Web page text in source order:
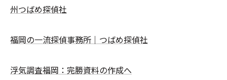
州つばめ探偵社
福岡の一流探偵事務所｜つばめ探偵社
浮気調査福岡：完勝資料の作成へ